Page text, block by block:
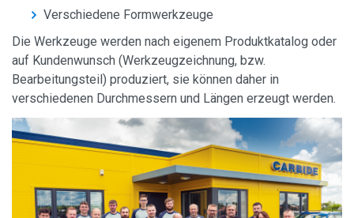
Verschiedene Formwerkzeuge
Die Werkzeuge werden nach eigenem Produktkatalog oder
auf Kundenwunsch (Werkzeugzeichnung, bzw.
Bearbeitungsteil) produziert, sie können daher in
verschiedenen Durchmessern und Längen erzeugt werden.